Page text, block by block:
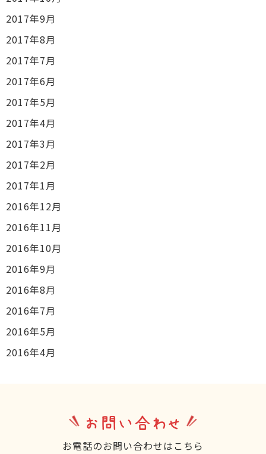
2017年9月
2017年8月
2017年7月
2017年6月
2017年5月
2017年4月
2017年3月
2017年2月
2017年1月
2016年12月
2016年11月
2016年10月
2016年9月
2016年8月
2016年7月
2016年5月
2016年4月
お問い合わせ
お電話のお問い合わせはこちら